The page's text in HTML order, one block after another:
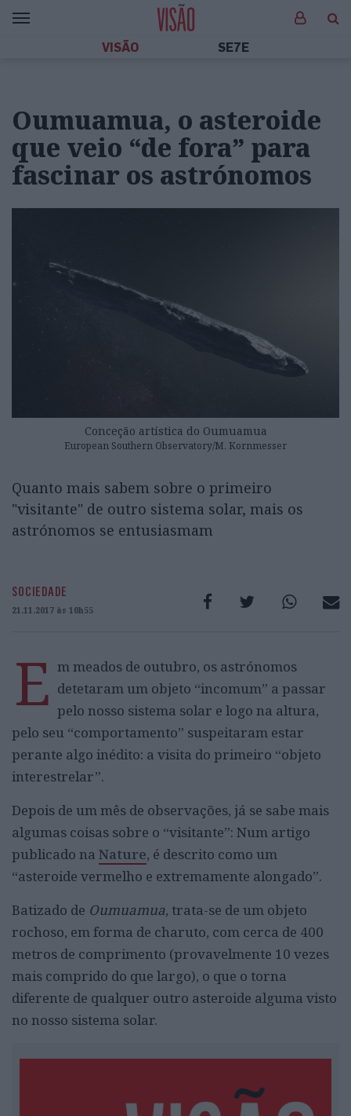
VISÃO SE7E
Oumuamua, o asteroide
que veio “de fora” para
fascinar os astrónomos
Conceção artística do Oumuamua
European Southern Observatory/M. Kornmesser
Quanto mais sabem sobre o primeiro
"visitante" de outro sistema solar, mais os
astrónomos se entusiasmam
SOCIEDADE
21.11.2017 às 10h55
E m meados de outubro, os astrónomos
detetaram um objeto “incomum” a passar
pelo nosso sistema solar e logo na altura,
pelo seu “comportamento” suspeitaram estar
perante algo inédito: a visita do primeiro “objeto
interestrelar”.
Depois de um mês de observações, já se sabe mais
algumas coisas sobre o “visitante”: Num artigo
publicado na Nature, é descrito como um
“asteroide vermelho e extremamente alongado”.
Batizado de Oumuamua, trata-se de um objeto
rochoso, em forma de charuto, com cerca de 400
metros de comprimento (provavelmente 10 vezes
mais comprido do que largo), o que o torna
diferente de qualquer outro asteroide alguma visto
no nosso sistema solar.